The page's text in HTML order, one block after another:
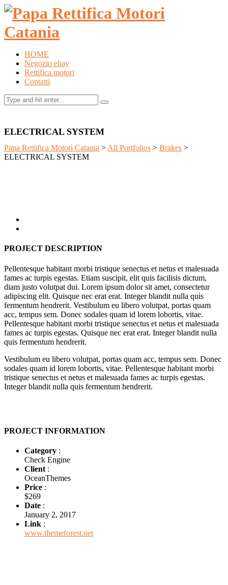
HOME
Negozio ebay
Rettifica motori
Contatti
ELECTRICAL SYSTEM
Papa Rettifica Motori Catania > All Portfolios > Brakes >
ELECTRICAL SYSTEM
PROJECT DESCRIPTION
Pellentesque habitant morbi tristique senectus et netus et malesuada
fames ac turpis egestas. Etiam suscipit, elit quis facilisis dictum,
diam justo volutpat dui. Lorem ipsum dolor sit amet, consectetur
adipiscing elit. Quisque nec erat erat. Integer blandit nulla quis
fermentum hendrerit. Vestibulum eu libero volutpat, portas quam
acc, tempus sem. Donec sodales quam id lorem lobortis, vitae.
Pellentesque habitant morbi tristique senectus et netus et malesuada
fames ac turpis egestas. Quisque nec erat erat. Integer blandit nulla
quis fermentum hendrerit.
Vestibulum eu libero volutpat, portas quam acc, tempus sem. Donec
sodales quam id lorem lobortis, vitae. Pellentesque habitant morbi
tristique senectus et netus et malesuada fames ac turpis egestas.
Integer blandit nulla quis fermentum hendrerit.
PROJECT INFORMATION
Category :
Check Engine
Client :
OceanThemes
Price :
$269
Date :
January 2, 2017
Link :
www.themeforest.net